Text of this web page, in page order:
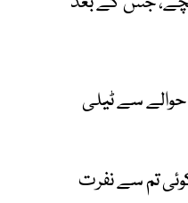
حوالے سے ٹیلی
تم سے نفرت